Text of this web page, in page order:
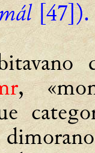
[47]).
,